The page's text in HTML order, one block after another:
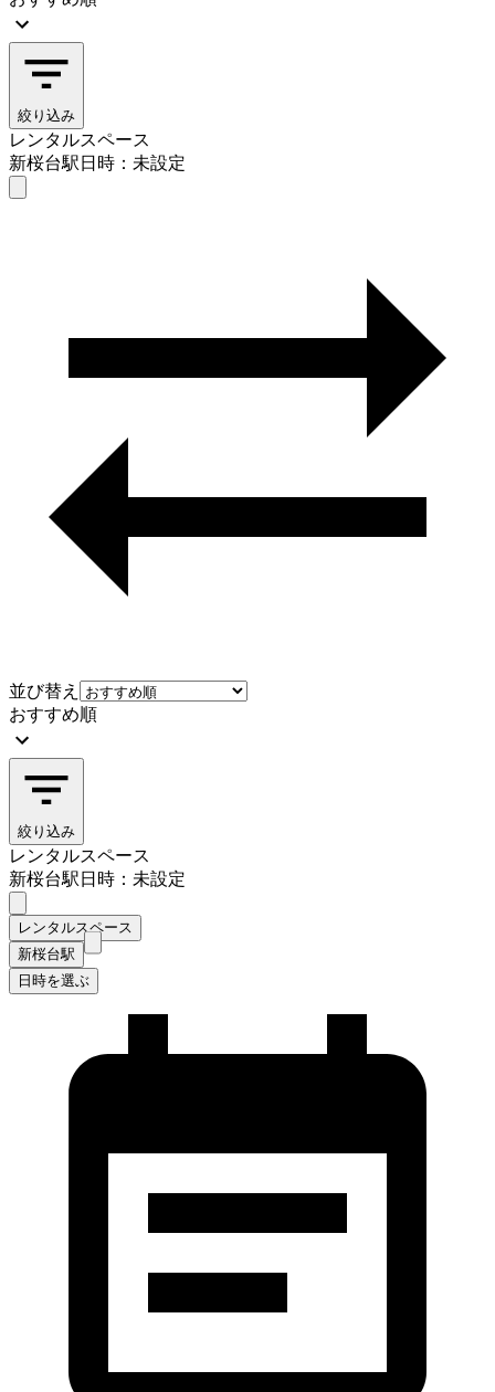
絞り込み
レンタルスペース
新桜台駅日時：未設定
並び替え
おすすめ順
絞り込み
レンタルスペース
新桜台駅日時：未設定
レンタルスペース
新桜台駅
日時を選ぶ